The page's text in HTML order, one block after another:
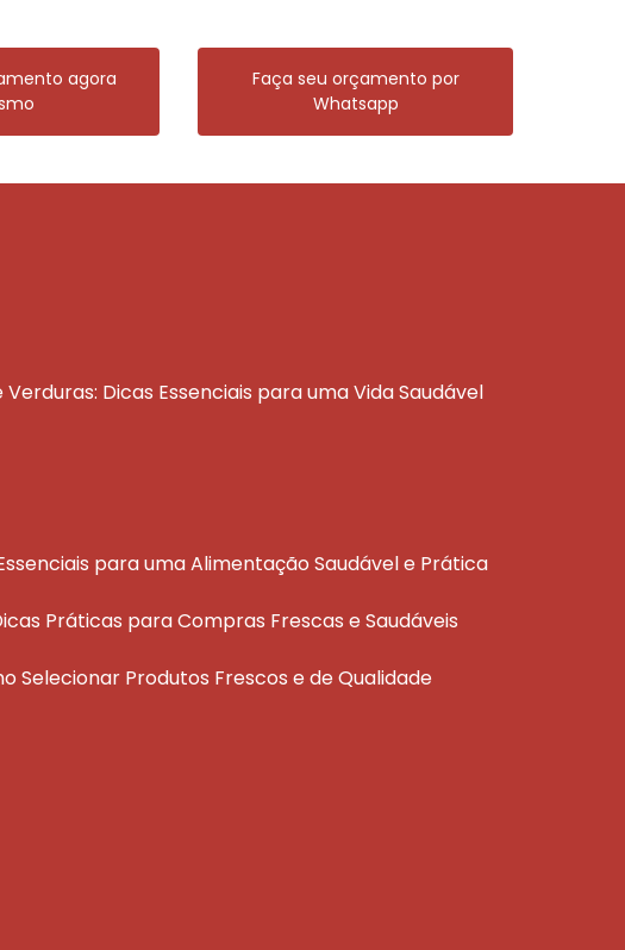
agora
Faça seu orçamento por
Whatsapp
Verduras: Dicas Essenciais para uma Vida Saudável
para uma Alimentação Saudável e Prática
Práticas para Compras Frescas e Saudáveis
Selecionar Produtos Frescos e de Qualidade